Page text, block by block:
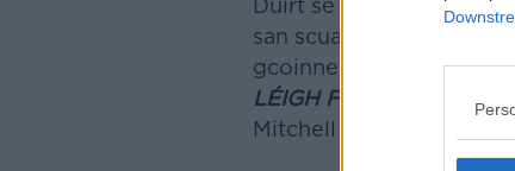
Dúirt sé freisin gur
san scuad do chluichí
gcoinne na Cosaive
LÉIGH FREISIN:
Mitchell a bheith san